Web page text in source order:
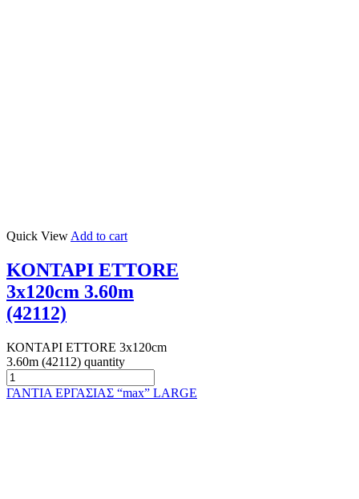
Quick View Add to cart
ΚΟΝΤΑΡΙ ETTORE
3x120cm 3.60m
(42112)
ΚΟΝΤΑΡΙ ETTORE 3x120cm
3.60m (42112) quantity
ΓΑΝΤΙΑ ΕΡΓΑΣΙΑΣ “max” LARGE